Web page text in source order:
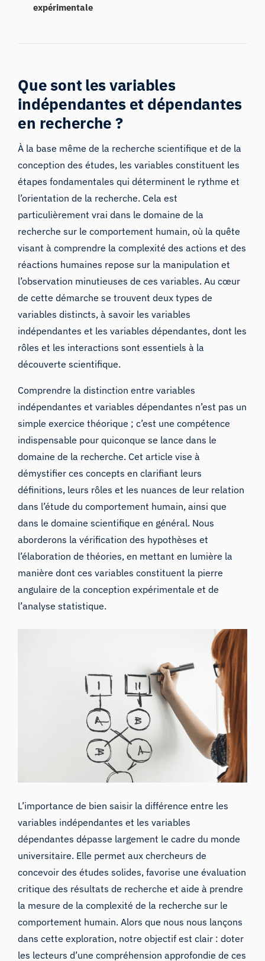
expérimentale
Que sont les variables
indépendantes et dépendantes
en recherche ?
À la base même de la recherche scientifique etde la
conception des études, les variables constituent les
étapes fondamentales qui déterminent le rythme et
l’orientation de la recherche. Cela est
particulièrement vrai dans le domaine de la
recherche sur le comportement humain, où la quête
visant à comprendre la complexité des actions et des
réactions humaines repose sur la manipulation et
l’observation minutieuses de ces variables. Au cœur
de cette démarche se trouvent deux types de
variables distincts, à savoir les variables
indépendantes et les variables dépendantes, dont les
rôles et les interactions sont essentiels à la
découverte scientifique.
Comprendre la distinction entre variables
indépendantes et variables dépendantes n’est pas un
simple exercice théorique ; c’est une compétence
indispensable pour quiconque se lance dans le
domaine de la recherche. Cet article vise à
démystifier ces concepts en clarifiant leurs
définitions, leurs rôles et les nuances de leur relation
dans l’étude du comportement humain, ainsi que
dans le domaine scientifique en général. Nous
aborderons la vérification des hypothèses et
l’élaboration de théories, en mettant en lumière la
manière dont ces variables constituent la pierre
angulaire de la conception expérimentale et de
l’analyse statistique.
L’importance de bien saisir la différence entre les
variables indépendantes et les variables
dépendantes dépasse largement le cadre du monde
universitaire. Elle permet aux chercheurs de
concevoir des études solides, favorise une évaluation
critique des résultats de recherche et aide à prendre
la mesure de la complexité de la recherche sur le
comportement humain. Alors que nous nous lançons
dans cette exploration, notre objectif est clair : doter
les lecteurs d’une compréhension approfondie de ces